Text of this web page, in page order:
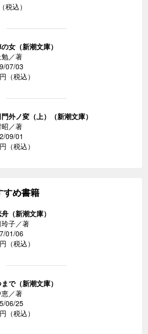
税込）
女（新潮文庫）
／著
07/03
（税込）
外ノ変（上）（新潮文庫）
／著
09/01
（税込）
すめ書籍
（新潮文庫）
子／著
01/06
（税込）
で（新潮文庫）
／著
06/25
（税込）